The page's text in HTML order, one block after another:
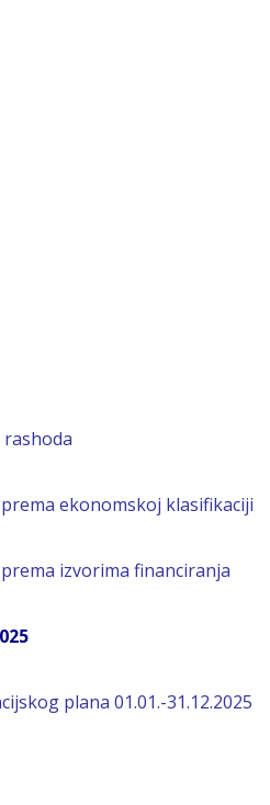
ekonomskoj klasifikaciji
izvorima financiranja
plana 01.01.-31.12.2025